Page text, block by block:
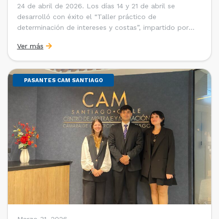
24 de abril de 2026. Los días 14 y 21 de abril se
desarrolló con éxito el “Taller práctico de
determinación de intereses y costas”, impartido por
Universidad Católica de Chile y Magíster en Economía
de la Universidad de Chicago) y María Luisa Petitpas
[…]
Ver más
PASANTES CAM SANTIAGO